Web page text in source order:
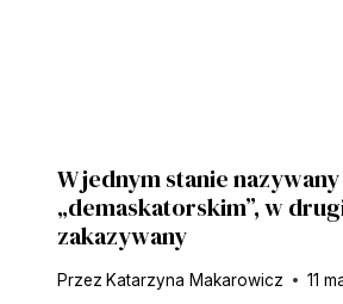
W jednym stanie nazywany
„demaskatorskim”, w
zakazywany
Przez Katarzyna Makarowicz 11